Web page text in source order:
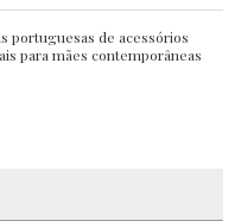
portuguesas de acessórios
para mães contemporâneas